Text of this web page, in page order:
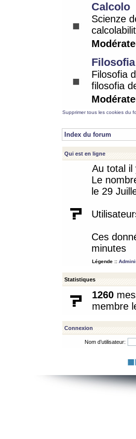
Calcolo
Scienze
Filosofia
Filosofia
filosofia
Supprimer tous les cookies du
Index du forum
Qui est en ligne
Au total il
Le
le 29
Ces
minutes
Légende ::
Statistiques
1260
membre
Connexion
Nom d’utilisateur: